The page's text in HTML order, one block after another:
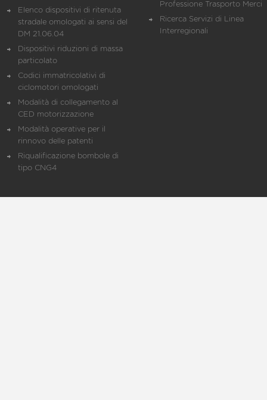
Elenco dispositivi di ritenuta
stradale omologati ai sensi del
DM 21.06.04
Dispositivi riduzioni di massa
particolato
Codici immatricolativi di
ciclomotori omologati
Modalità di collegamento al
CED motorizzazione
Modalità operative per il
rinnovo delle patenti
Riqualificazione bombole di
tipo CNG4
Professione Trasporto Merci
Ricerca Servizi di Linea
Interregionali